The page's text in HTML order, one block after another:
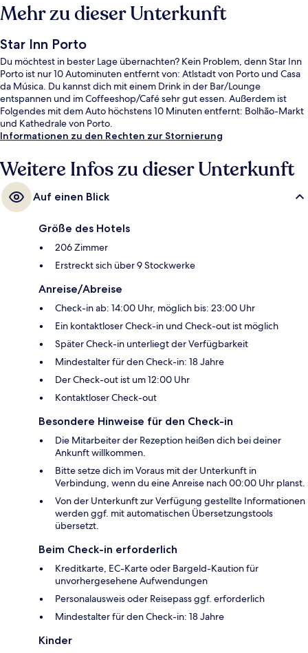
Mehr zu dieser Unterkunft
Star Inn Porto
Du möchtest in bester Lage übernachten? Kein Problem, denn Star Inn
Porto ist nur 10 Autominuten entfernt von: Atlstadt von Porto und Casa
da Música. Du kannst dich mit einem Drink in der Bar/Lounge
entspannen und im Coffeeshop/Café sehr gut essen. Außerdem ist
Folgendes mit dem Auto höchstens 10 Minuten entfernt: Bolhão-Markt
und Kathedrale von Porto.
Informationen zu den Rechten zur Stornierung
Weitere Infos zu dieser Unterkunft
Auf einen Blick
Größe des Hotels
206 Zimmer
Erstreckt sich über 9 Stockwerke
Anreise/Abreise
Check-in ab: 14:00 Uhr, möglich bis: 23:00 Uhr
Ein kontaktloser Check-in und Check-out ist möglich
Später Check-in unterliegt der Verfügbarkeit
Mindestalter für den Check-in: 18 Jahre
Der Check-out ist um 12:00 Uhr
Kontaktloser Check-out
Besondere Hinweise für den Check-in
Die Mitarbeiter der Rezeption heißen dich bei deiner
Ankunft willkommen.
Bitte setze dich im Voraus mit der Unterkunft in
Verbindung, wenn du eine Anreise nach 00:00 Uhr planst.
Von der Unterkunft zur Verfügung gestellte Informationen
werden ggf. mit automatischen Übersetzungstools
übersetzt.
Beim Check-in erforderlich
Kreditkarte, EC-Karte oder Bargeld-Kaution für
unvorhergesehene Aufwendungen
Personalausweis oder Reisepass ggf. erforderlich
Mindestalter für den Check-in: 18 Jahre
Kinder